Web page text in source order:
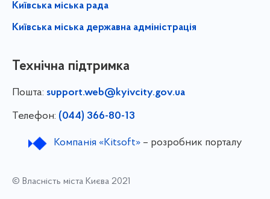
Київська міська рада
Київська міська державна адміністрація
Технічна підтримка
Пошта: support.web@kyivcity.gov.ua
Телефон: (044) 366-80-13
Компанія «Kitsoft»– розробник порталу
© Власність міста Києва 2021